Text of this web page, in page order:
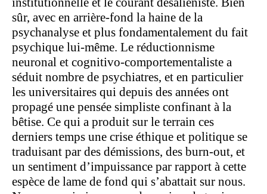
sûr, avec en arrière-fond la haine de la
psychanalyse et plus fondamentalement du fait
psychique lui-même. Le réductionnisme
neuronal et cognitivo-comportementaliste a
séduit nombre de psychiatres, et en particulier
les universitaires qui depuis des années ont
propagé une pensée simpliste confinant à la
bêtise. Ce qui a produit sur le terrain ces
derniers temps une crise éthique et politique se
traduisant par des démissions, des burn-out, et
un sentiment d’impuissance par rapport à cette
espèce de lame de fond qui s’abattait sur nous.